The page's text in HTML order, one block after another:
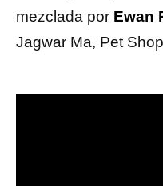
mezclada por Ewan
Jagwar Ma, Pet